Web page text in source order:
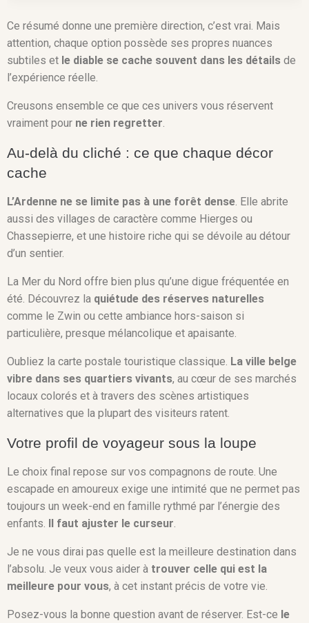
Ce résumé donne une première direction, c’est vrai. Mais
attention, chaque option possède ses propres nuances
subtiles et le diable se cache souvent dans les détails de
l’expérience réelle.
Creusons ensemble ce que ces univers vous réservent
vraiment pour ne rien regretter.
Au-delà du cliché : ce que chaque décor
cache
L’Ardenne ne se limite pas à une forêt dense. Elle abrite
aussi des villages de caractère comme Hierges ou
Chassepierre, et une histoire riche qui se dévoile au détour
d’un sentier.
La Mer du Nord offre bien plus qu’une digue fréquentée en
été. Découvrez la quiétude des réserves naturelles
comme le Zwin ou cette ambiance hors-saison si
particulière, presque mélancolique et apaisante.
Oubliez la carte postale touristique classique. La ville belge
vibre dans ses quartiers vivants, au cœur de ses marchés
locaux colorés et à travers des scènes artistiques
alternatives que la plupart des visiteurs ratent.
Votre profil de voyageur sous la loupe
Le choix final repose sur vos compagnons de route. Une
escapade en amoureux exige une intimité que ne permet pas
toujours un week-end en famille rythmé par l’énergie des
enfants.
Il faut ajuster le curseur.
Je ne vous dirai pas quelle est la meilleure destination dans
l’absolu. Je veux vous aider à trouver celle qui est la
meilleure pour vous, à cet instant précis de votre vie.
Posez-vous la bonne question avant de réserver. Est-ce le